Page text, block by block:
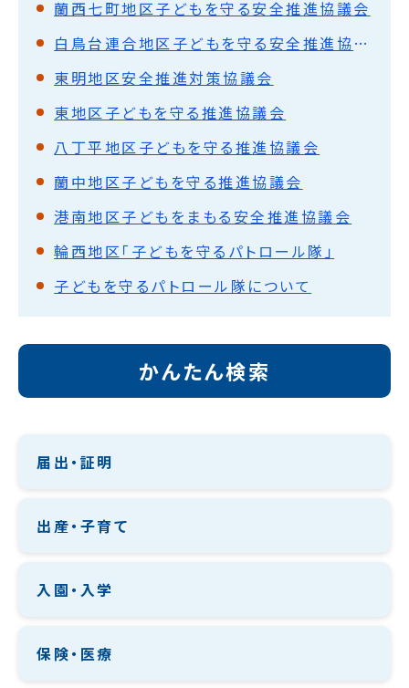
蘭西七町地区子どもを守る安全推進協議会
白鳥台連合地区子どもを守る安全推進協議会
東明地区安全推進対策協議会
東地区子どもを守る推進協議会
八丁平地区子どもを守る推進協議会
蘭中地区子どもを守る推進協議会
港南地区子どもをまもる安全推進協議会
輪西地区「子どもを守るパトロール隊」
子どもを守るパトロール隊について
かんたん検索
届出・証明
出産・子育て
入園・入学
保険・医療